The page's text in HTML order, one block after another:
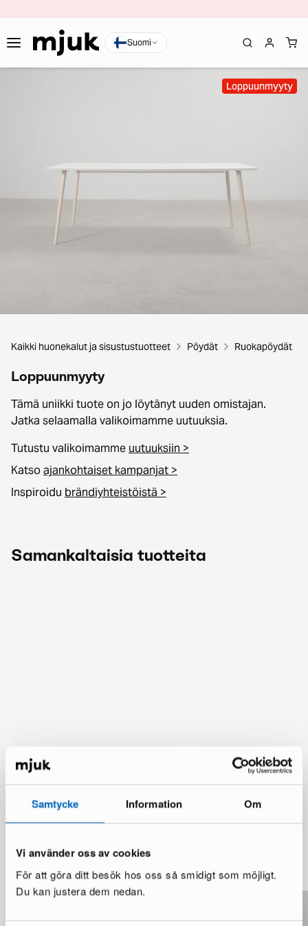
Samtycke Information Om
Vi använder oss av cookies
För att göra ditt besök hos oss så smidigt som möjligt.
Du kan justera dem nedan.
Suomi
Loppuunmyyty
Kaikki huonekalut ja sisustustuotteet Pöydät Ruokapöydät
Loppuunmyyty
Tämä uniikki tuote on jo löytänyt uuden omistajan.
Jatka selaamalla valikoimamme uutuuksia.
Tutustu valikoimamme uutuuksiin >
Katsoajankohtaiset kampanjat >
Inspiroidu brändiyhteistöistä >
Samankaltaisia tuotteita